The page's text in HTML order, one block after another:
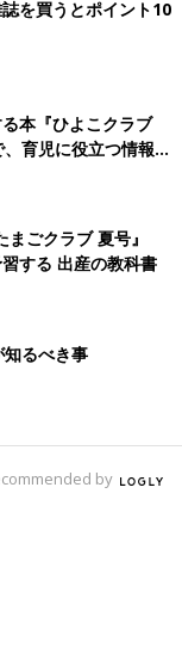
を買うとポイント10
本『ひよこクラブ
育児に役立つ情報が
ごクラブ 夏号』
する 出産の教科書
るべき事
by